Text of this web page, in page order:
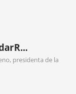
presidenta de la